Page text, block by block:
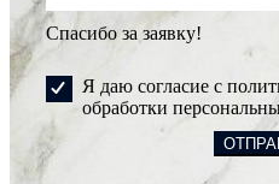
Спасибо за заявку!
Я даю согласие с
обработки